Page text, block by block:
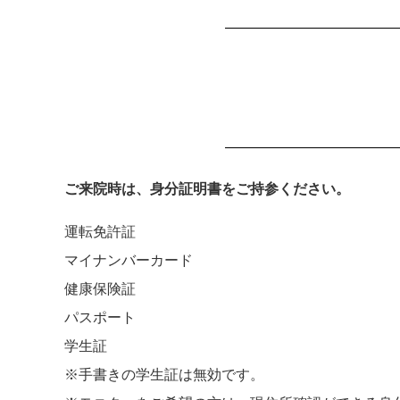
ご来院時は、身分証明書をご持参ください。
運転免許証
マイナンバーカード
健康保険証
パスポート
学生証
※手書きの学生証は無効です。